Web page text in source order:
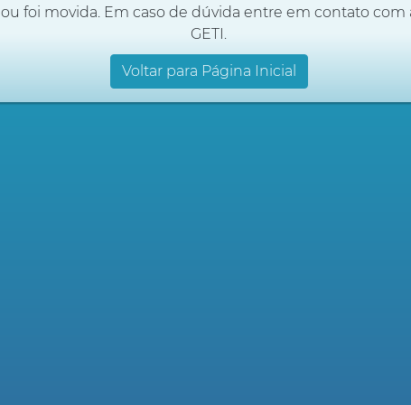
ou foi movida. Em caso de dúvida entre em contato com
GETI.
Voltar para Página Inicial